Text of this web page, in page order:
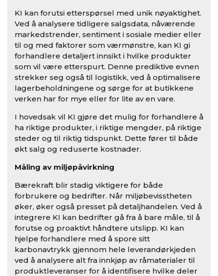
KI kan forutsi etterspørsel med unik nøyaktighet.
Ved å analysere tidligere salgsdata, nåværende
markedstrender, sentiment i sosiale medier eller
til og med faktorer som værmønstre, kan KI gi
forhandlere detaljert innsikt i hvilke produkter
som vil være etterspurt. Denne prediktive evnen
strekker seg også til logistikk, ved å optimalisere
lagerbeholdningene og sørge for at butikkene
verken har for mye eller for lite av en vare.
I hovedsak vil KI gjøre det mulig for forhandlere å
ha riktige produkter, i riktige mengder, på riktige
steder og til riktig tidspunkt. Dette fører til både
økt salg og reduserte kostnader.
Måling av miljøpåvirkning
Bærekraft blir stadig viktigere for både
forbrukere og bedrifter. Når miljøbevisstheten
øker, øker også presset på detaljhandelen. Ved å
integrere KI kan bedrifter gå fra å bare måle, til å
forutse og proaktivt håndtere utslipp. KI kan
hjelpe forhandlere med å spore sitt
karbonavtrykk gjennom hele leverandørkjeden
ved å analysere alt fra innkjøp av råmaterialer til
produktleveranser for å identifisere hvilke deler